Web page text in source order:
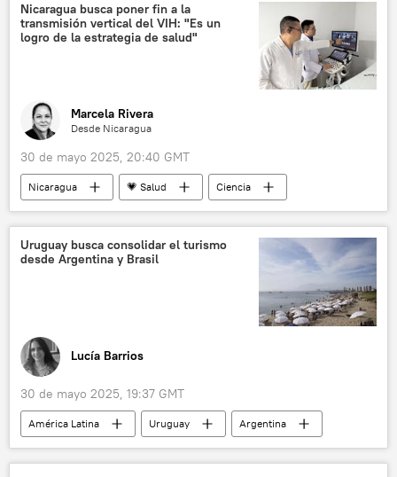
Nicaragua busca poner fin a la
transmisión vertical del VIH: "Es un
logro de la estrategia de salud"
Marcela Rivera
Desde Nicaragua
30 de mayo 2025, 20:40 GMT
Nicaragua 💗 Salud
Ciencia
VIH
Managua
Organización Mundial de Salud (OMS)
Organización Panamericana de la Salud (OPS)
Uruguay busca consolidar el turismo
desde Argentina y Brasil
Lucía Barrios
30 de mayo 2025, 19:37 GMT
América Latina Uruguay
Argentina
Brasil
Yamandú Orsi turismo